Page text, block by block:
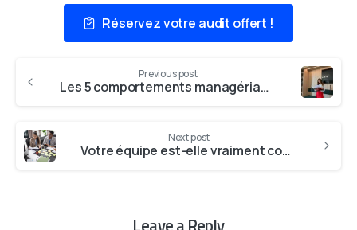
Réservez votre audit offert !
Previous post
Les 5 comportements managériaux qui font fuir ou fidélisent votre équipe
Next post
Votre équipe est-elle vraiment complémentaire à votre personnalité ?